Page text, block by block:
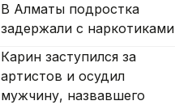
В Алматы подростка
задержали с наркотиками
Карин заступился за
артистов и осудил
мужчину, назвавшего